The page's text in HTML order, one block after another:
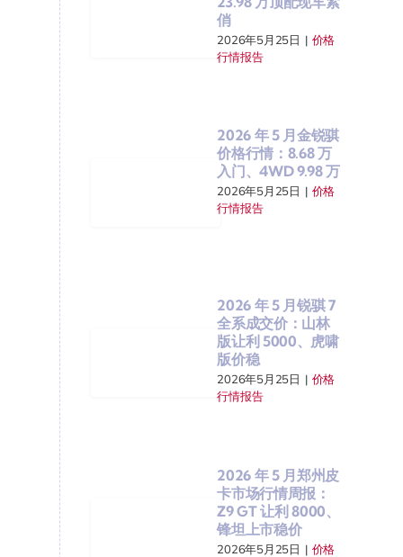
俏
2026年5月25日 | 价格
行情报告
2026 年 5 月金锐骐
价格行情：8.68 万
入门、4WD 9.98 万
2026年5月25日 | 价格
行情报告
2026 年 5 月锐骐 7
全系成交价：山林
版让利 5000、虎啸
版价稳
2026年5月25日 | 价格
行情报告
2026 年 5 月郑州皮
卡市场行情周报：
Z9 GT 让利 8000、
锋坦上市稳价
2026年5月25日 | 价格